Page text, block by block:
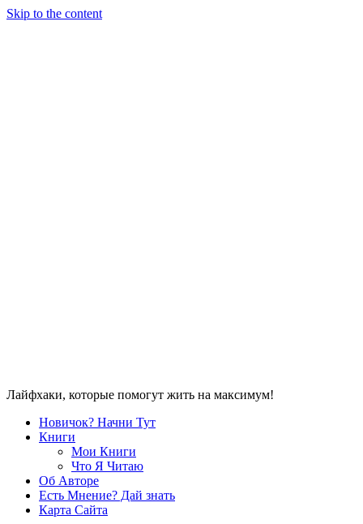
Skip to the content
Лайфхаки, которые помогут жить на максимум!
Новичок? Начни Тут
Книги
Мои Книги
Что Я Читаю
Об Авторе
Есть Мнение? Дай знать
Карта Сайта